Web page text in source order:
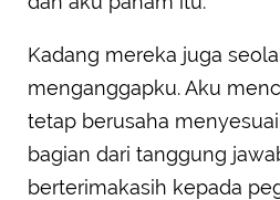
Kadang mereka juga
menganggapku. Aku
tetap berusaha
bagian dari tanggung
berterimakasih kepada